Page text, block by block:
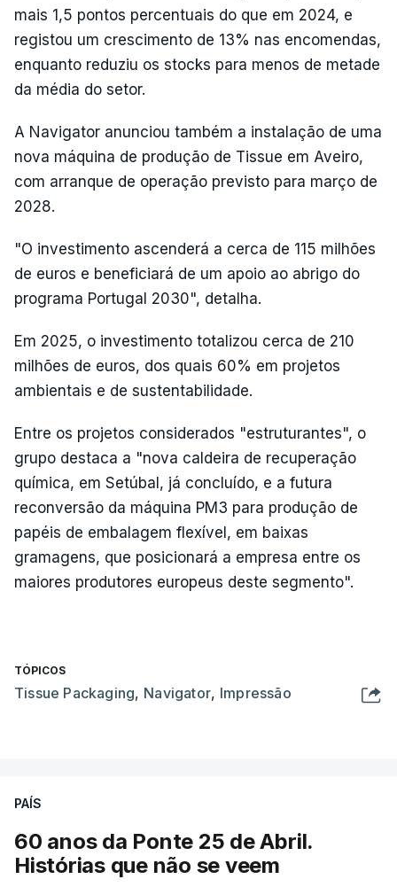
mais 1,5 pontos percentuais do que em 2024, e
registou um crescimento de 13% nas encomendas,
enquanto reduziu os stocks para menos de metade
da média do setor.
A Navigator anunciou também a instalação de uma
nova máquina de produção de Tissue em Aveiro,
com arranque de operação previsto para março de
2028.
"O investimento ascenderá a cerca de 115 milhões
de euros e beneficiará de um apoio ao abrigo do
programa Portugal 2030", detalha.
Em 2025, o investimento totalizou cerca de 210
milhões de euros, dos quais 60% em projetos
ambientais e de sustentabilidade.
Entre os projetos considerados "estruturantes", o
grupo destaca a "nova caldeira de recuperação
química, em Setúbal, já concluído, e a futura
reconversão da máquina PM3 para produção de
papéis de embalagem flexível, em baixas
gramagens, que posicionará a empresa entre os
maiores produtores europeus deste segmento".
TÓPICOS
Tissue Packaging, Navigator, Impressão
PAÍS
60 anos da Ponte 25 de Abril.
Histórias que não se veem